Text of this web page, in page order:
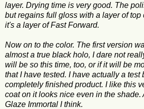
layer. Drying time is very good. The
but regains full gloss with a layer of top
it's a layer of Fast Forward.
Now on to the color. The first version
almost a true black holo, I dare not
will be so this time, too, or if it will be
that I have tested. I have actually a test
completely finished product. I like this
coat on it looks nice even in the shade.
Glaze Immortal I think.